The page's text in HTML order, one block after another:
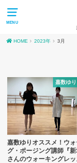
MENU
HOME 2023年 3月
嘉数ゆ
嘉数ゆりオススメ！ウ
グ・ポージング講師『新
さんのウォーキングレ